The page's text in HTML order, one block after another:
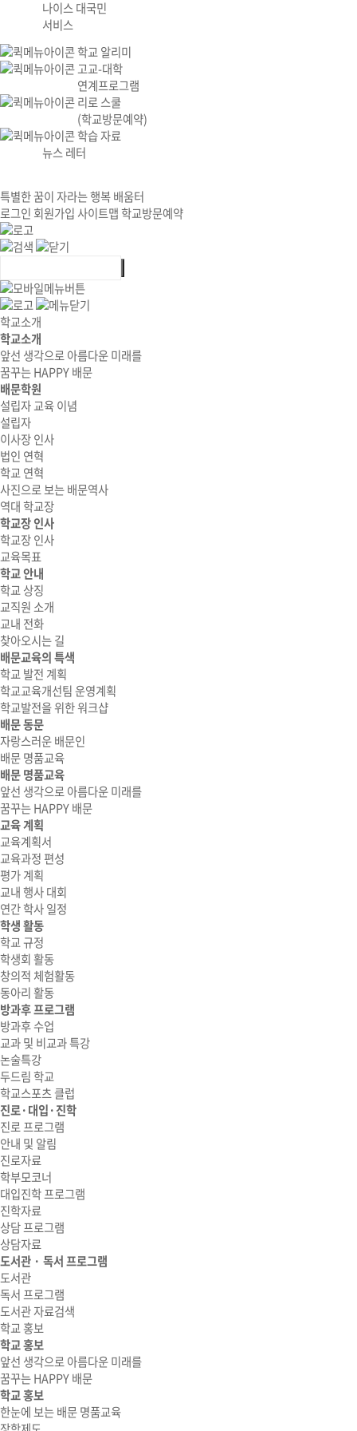
나이스 대국민
서비스
학교 알리미
고교-대학
연계프로그램
리로 스쿨
(학교방문예약)
학습 자료
뉴스 레터
특별한 꿈이 자라는 행복 배움터
로그인 회원가입사이트맵학교방문예약
학교소개
학교소개
앞선 생각으로 아름다운 미래를
꿈꾸는 HAPPY 배문
배문학원
설립자 교육 이념
설립자
이사장 인사
법인 연혁
학교 연혁
사진으로 보는 배문역사
역대 학교장
학교장 인사
학교장 인사
교육목표
학교 안내
학교 상징
교직원 소개
교내 전화
찾아오시는 길
배문교육의 특색
학교 발전 계획
학교교육개선팀 운영계획
학교발전을 위한 워크샵
배문 동문
자랑스러운 배문인
배문 명품교육
배문 명품교육
앞선 생각으로 아름다운 미래를
꿈꾸는 HAPPY 배문
교육 계획
교육계획서
교육과정 편성
평가 계획
교내 행사 대회
연간 학사 일정
학생 활동
학교 규정
학생회 활동
창의적 체험활동
동아리 활동
방과후 프로그램
방과후 수업
교과 및 비교과 특강
논술특강
두드림 학교
학교스포츠 클럽
진로·대입·진학
진로 프로그램
안내 및 알림
진로자료
학부모코너
대입진학 프로그램
진학자료
상담 프로그램
상담자료
도서관 · 독서 프로그램
도서관
독서 프로그램
도서관 자료검색
학교 홍보
학교 홍보
앞선 생각으로 아름다운 미래를
꿈꾸는 HAPPY 배문
학교 홍보
한눈에 보는 배문 명품교육